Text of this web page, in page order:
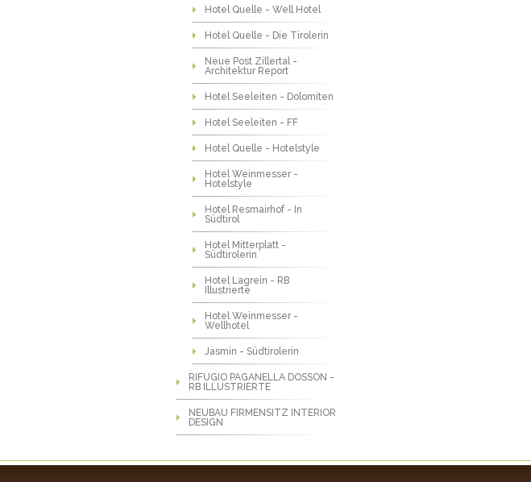
Hotel Quelle - Well Hotel
Hotel Quelle - Die Tirolerin
Neue Post Zillertal -
Architektur Report
Hotel Seeleiten - Dolomiten
Hotel Seeleiten - FF
Hotel Quelle - Hotelstyle
Hotel Weinmesser -
Hotelstyle
Hotel Resmairhof - In
Südtirol
Hotel Mitterplatt -
Südtirolerin
Hotel Lagrein - RB
Illustrierte
Hotel Weinmesser -
Wellhotel
Jasmin - Südtirolerin
RIFUGIO PAGANELLA DOSSON -
RB ILLUSTRIERTE
NEUBAU FIRMENSITZ INTERIOR
DESIGN